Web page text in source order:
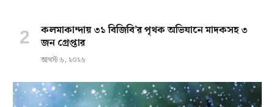
কলমাকান্দায় ৩১ বিজিবি’র পৃথক অভিযানে মাদকসহ ৩
জন গ্রেপ্তার
আগস্ট ৬, ২০২৬